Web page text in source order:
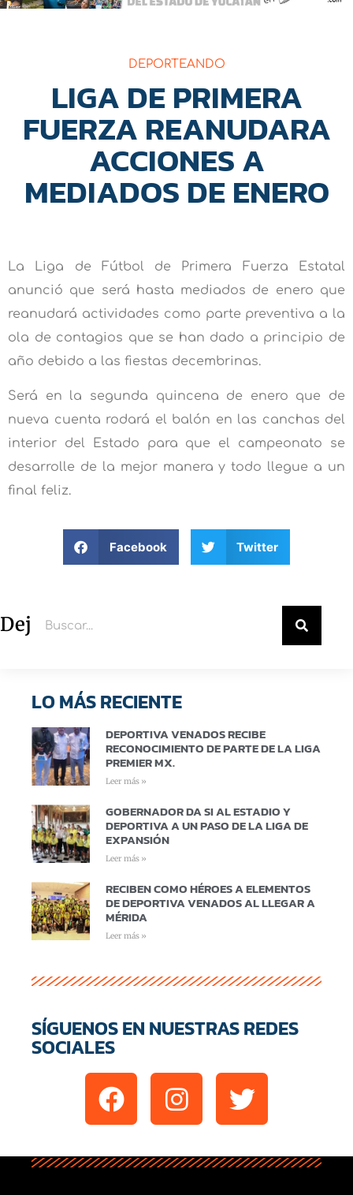
DEPORTEANDO
LIGA DE PRIMERA
FUERZA REANUDARA
ACCIONES A
MEDIADOS DE ENERO
La Liga de Fútbol de Primera Fuerza Estatal
anunció que será hasta mediados de enero que
reanudará actividades como parte preventiva a la
ola de contagios que se han dado a principio de
año debido a las fiestas decembrinas.
Será en la segunda quincena de enero que de
nueva cuenta rodará el balón en las canchas del
interior del Estado para que el campeonato se
desarrolle de la mejor manera y todo llegue a un
final feliz.
Facebook Twitter
Deja un comentario
LO MÁS RECIENTE
DEPORTIVA VENADOS RECIBE
RECONOCIMIENTO DE PARTE DE LA LIGA
PREMIER MX.
Leer más »
GOBERNADOR DA SI AL ESTADIO Y
DEPORTIVA A UN PASO DE LA LIGA DE
EXPANSIÓN
Leer más »
RECIBEN COMO HÉROES A ELEMENTOS
DE DEPORTIVA VENADOS AL LLEGAR A
MÉRIDA
Leer más »
SÍGUENOS EN NUESTRAS REDES
SOCIALES